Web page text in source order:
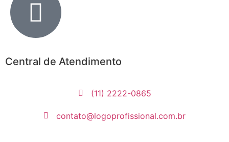
Central de Atendimento
(11) 2222-0865
contato@logoprofissional.com.br